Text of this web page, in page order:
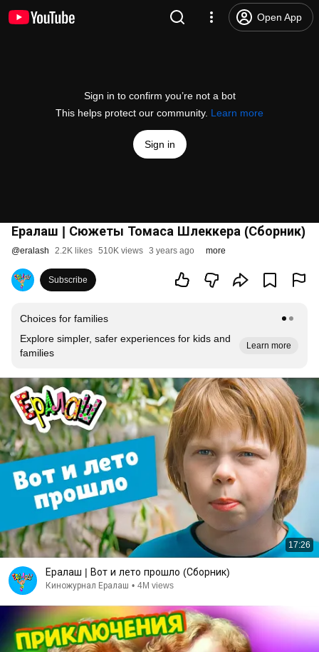
Open App
Sign in to confirm you’re not a bot
This helps protect our community. Learn more
Sign in
Ералаш | Сюжеты Томаса Шлеккера (Сборник)
@eralash 2.2K likes 510K views 3 years ago more
Subscribe
Choices for families
Explore simpler, safer experiences for kids and
families
Learn more
17:26
Ералаш | Вот и лето прошло (Сборник)
Киножурнал Ералаш • 4M views